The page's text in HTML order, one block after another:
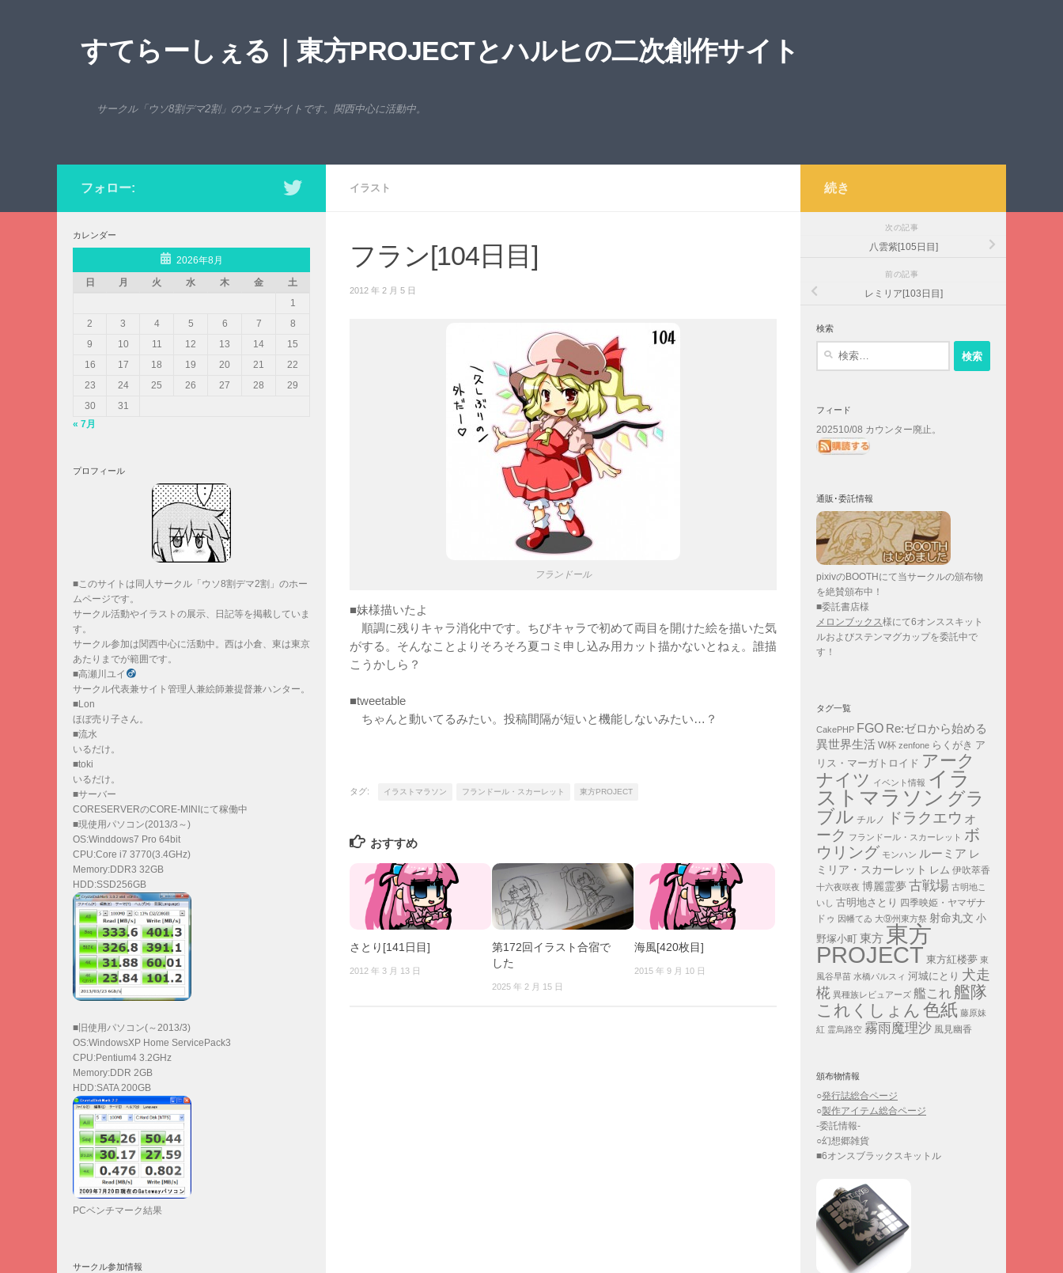
すてらーしぇる｜東方PROJECTとハルヒの二次創作サイト
サークル「ウソ8割デマ2割」のウェブサイトです。関西中心に活動中。
イラスト
フラン[104日目]
2012 年 2 月 5 日
フランドール
■妹様描いたよ
順調に残りキャラ消化中です。ちびキャラで初めて両目を開けた絵を描いた気
がする。そんなことよりそろそろ夏コミ申し込み用カット描かないとねぇ。誰描
こうかしら？
■tweetable
ちゃんと動いてるみたい。投稿間隔が短いと機能しないみたい…？
タグ: イラストマラソン フランドール・スカーレット 東方PROJECT
おすすめ
さとり[141日目]
2012 年 3 月 13 日
第172回イラスト合宿で
した
2025 年 2 月 15 日
海風[420枚目]
2015 年 9 月 10 日
フォロー:
カレンダー
2026年8月
日
月 火 水 木 金
土
1
2
3 4 5 6 7
8
9
10 11 12 13 14
15
16
17 18 19 20 21
22
23
24 25 26 27 28
29
30
31
« 7月
プロフィール
■このサイトは同人サークル「ウソ8割デマ2割」のホー
ムページです。
サークル活動やイラストの展示、日記等を掲載していま
す。
サークル参加は関西中心に活動中。西は小倉、東は東京
あたりまでが範囲です。
■高瀬川ユイ
サークル代表兼サイト管理人兼絵師兼提督兼ハンター。
■Lon
ほぼ売り子さん。
■流水
いるだけ。
■toki
いるだけ。
■サーバー
CORESERVERのCORE-MINIにて稼働中
■現使用パソコン(2013/3～)
OS:Winddows7 Pro 64bit
CPU:Core i7 3770(3.4GHz)
Memory:DDR3 32GB
HDD:SSD256GB
■旧使用パソコン(～2013/3)
OS:WindowsXP Home ServicePack3
CPU:Pentium4 3.2GHz
Memory:DDR 2GB
HDD:SATA 200GB
PCベンチマーク結果
サークル参加情報
続き
次の記事
八雲紫[105日目]
前の記事
レミリア[103日目]
検索
フィード
202510/08 カウンター廃止。
通販･委託情報
pixivのBOOTHにて当サークルの頒布物
を絶賛頒布中！
■委託書店様
メロンブックス様にて6オンススキット
ルおよびステンマグカップを委託中で
す！
タグ一覧
CakePHP FGO Re:ゼロから始める
異世界生活 W杯 zenfone らくがき ア
リス・マーガトロイド アーク
ナイツ イベント情報 イラ
ストマラソン グラ
ブル チルノ
ドラクエウォ
ーク フランドール・スカーレット ボ
ウリング モンハン ルーミア レ
ミリア・スカーレット
レム 伊吹萃香
十六夜咲夜 博麗霊夢 古戦場 古明地こ
いし 古明地さとり 四季映姫・ヤマザナ
ドゥ 因幡てゐ 大⑨州東方祭 射命丸文 小
野塚小町 東方 東方
PROJECT 東方紅楼夢 東
風谷早苗 水橋パルスィ 河城にとり 犬走
椛 異種族レビュアーズ 艦これ艦隊
これくしょん 色紙 藤原妹
紅 霊烏路空 霧雨魔理沙 風見幽香
頒布物情報
○発行誌総合ページ
○製作アイテム総合ページ
-委託情報-
○幻想郷雑貨
■6オンスブラックスキットル